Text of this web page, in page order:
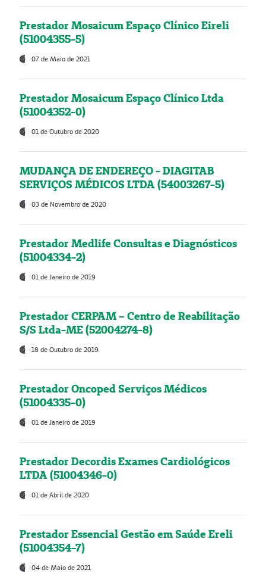
Prestador Mosaicum Espaço Clínico Eireli
(51004355-5)
07 de Maio de 2021
Prestador Mosaicum Espaço Clínico Ltda
(51004352-0)
01 de Outubro de 2020
MUDANÇA DE ENDEREÇO - DIAGITAB
SERVIÇOS MÉDICOS LTDA (54003267-5)
03 de Novembro de 2020
Prestador Medlife Consultas e Diagnósticos
(51004334-2)
01 de Janeiro de 2019
Prestador CERPAM – Centro de Reabilitação
S/S Ltda-ME (52004274-8)
18 de Outubro de 2019
Prestador Oncoped Serviços Médicos
(51004335-0)
01 de Janeiro de 2019
Prestador Decordis Exames Cardiológicos
LTDA (51004346-0)
01 de Abril de 2020
Prestador Essencial Gestão em Saúde Ereli
(51004354-7)
04 de Maio de 2021